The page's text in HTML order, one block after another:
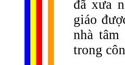
đã xưa
giáo
nhà
trong